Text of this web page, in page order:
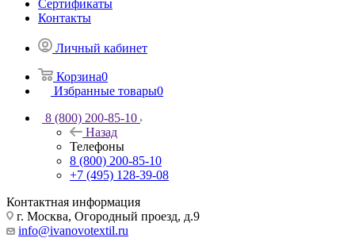
Сертификаты
Контакты
Личный кабинет
Корзина0
Избранные товары0
8 (800) 200-85-10
Назад
Телефоны
8 (800) 200-85-10
+7 (495) 128-39-08
Контактная информация
г. Москва, Огородный проезд, д.9
info@ivanovotextil.ru